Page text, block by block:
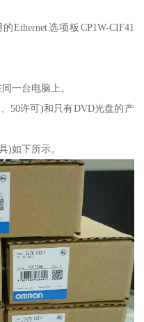
Ethernet选项板CP1W-CIF41
一台电脑上。
50许可)和只有DVD光盘的产
)如下所示。